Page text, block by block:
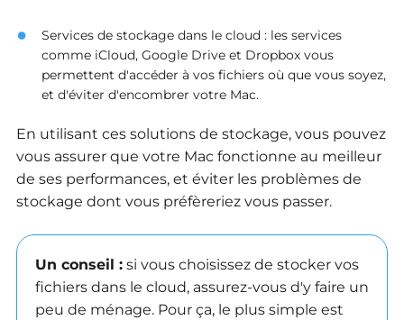
Services de stockage dans le cloud : les services
comme iCloud, Google Drive et Dropbox vous
permettent d'accéder à vos fichiers où que vous soyez,
et d'éviter d'encombrer votre Mac.
En utilisant ces solutions de stockage, vous pouvez
vous assurer que votre Mac fonctionne au meilleur
de ses performances, et éviter les problèmes de
stockage dont vous préfèreriez vous passer.
Un conseil : si vous choisissez de stocker vos
fichiers dans le cloud, assurez-vous d'y faire un
peu de ménage. Pour ça, le plus simple est